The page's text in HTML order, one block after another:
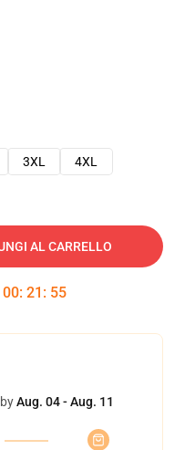
3XL 4XL
AL CARRELLO
00: 21 : 54
Aug. 04 - Aug. 11